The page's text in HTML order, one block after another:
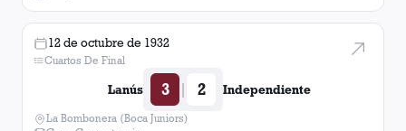
12 de octubre de 1932
Cuartos De Final
Lanús 3 | 2 Independiente
La Bombonera (Boca Juniors)